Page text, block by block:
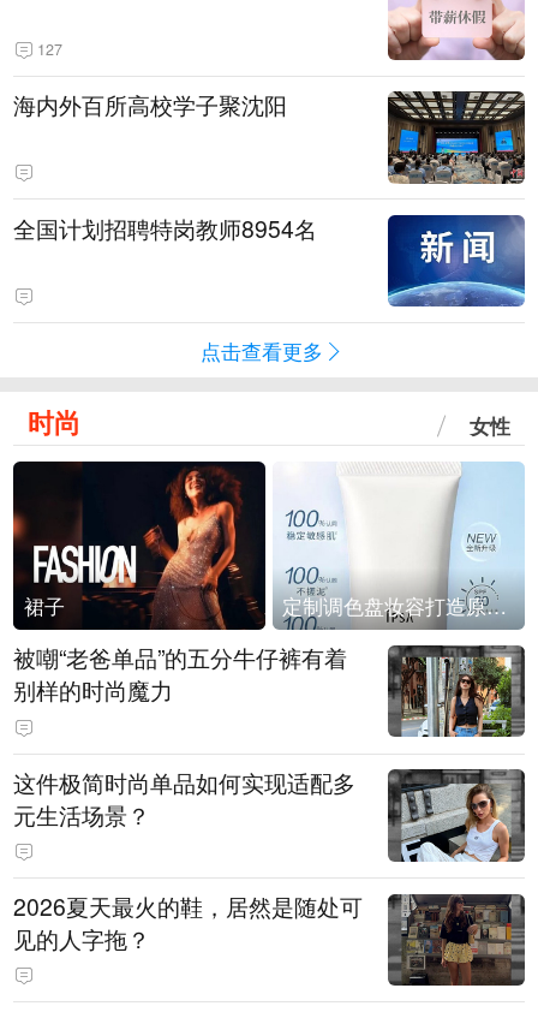
127
海内外百所高校学子聚沈阳
全国计划招聘特岗教师8954名
点击查看更多
时尚 女性
裙子 定制调色盘妆容打造原生之美
被嘲“老爸单品”的五分牛仔裤有着
别样的时尚魔力
这件极简时尚单品如何实现适配多
元生活场景？
2026夏天最火的鞋，居然是随处可
见的人字拖？